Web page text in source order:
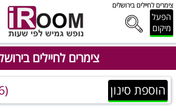
צימרים לחיילים בירושלים
הפעל
מיקום
צימרים לחיילים
הוספת סינון (16) תוצאות